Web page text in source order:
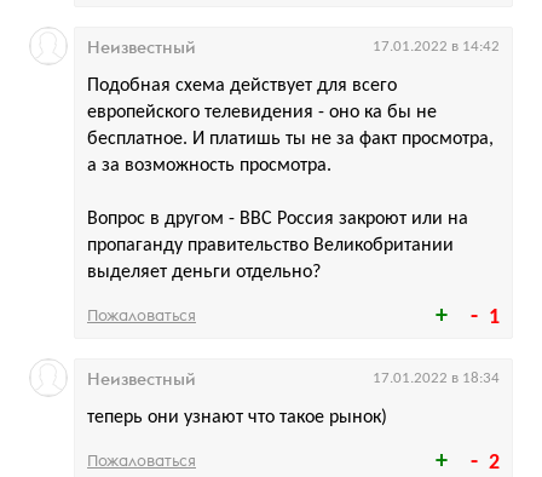
1
Подобная схема действует для всего
европейского телевидения - оно ка бы не
бесплатное. И платишь ты не за факт просмотра,
а за возможность просмотра.
Вопрос в другом - ВВС Россия закроют или на
пропаганду правительство Великобритании
выделяет деньги отдельно?
Неизвестный 17.01.2022 в 14:42
Пожаловаться
2
теперь они узнают что такое рынок)
Неизвестный 17.01.2022 в 18:34
Пожаловаться